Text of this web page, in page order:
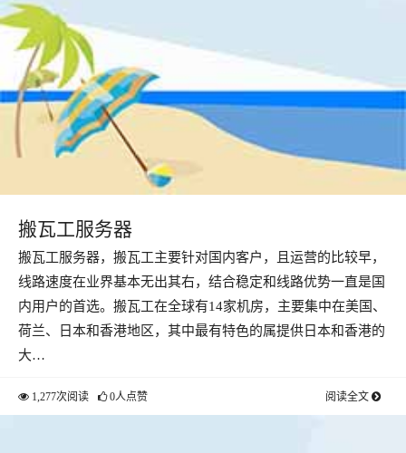
搬瓦工服务器
搬瓦工服务器，搬瓦工主要针对国内客户，且运营的比较早，
线路速度在业界基本无出其右，结合稳定和线路优势一直是国
内用户的首选。搬瓦工在全球有14家机房，主要集中在美国、
荷兰、日本和香港地区，其中最有特色的属提供日本和香港的
大…
1,277次阅读 0人点赞 阅读全文